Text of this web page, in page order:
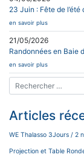
23 Juin : Fête de
en savoir plus
21/05/2026
Randonnées en Baie
en savoir plus
Articles
WE Thalasso 3Jours / 2
Projection et Table